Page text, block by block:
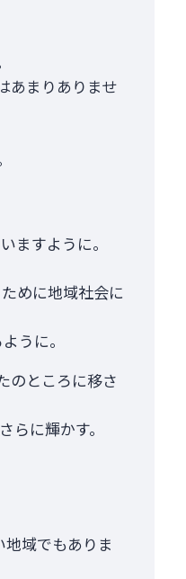
あまりありませ
ますように。
めに地域社会に
うに。
のところに移さ
に輝かす。
域でもありま